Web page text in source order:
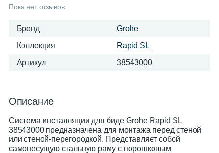
Пока нет отзывов
Бренд Grohe
Коллекция Rapid SL
Артикул 38543000
Описание
Система инсталляции для биде Grohe Rapid SL
38543000 предназначена для монтажа перед стеной
или стеной-перегородкой. Представляет собой
самонесущую стальную раму с порошковым